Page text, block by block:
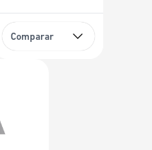
Comparar